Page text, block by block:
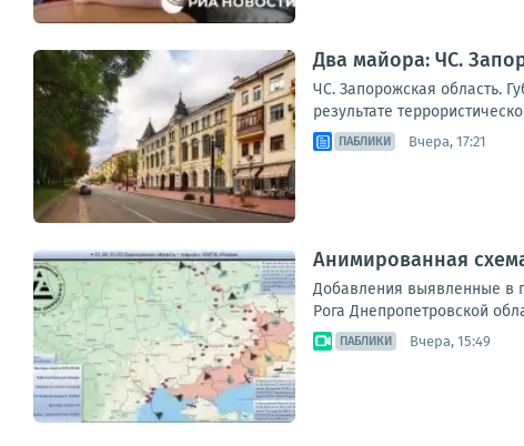
Два майора: ЧС.
ЧС. Запорожская область.
результате
ПАБЛИКИ Вчера, 17:21
Анимированная
Добавления выявленные в
Рога Днепропетровской
ПАБЛИКИ Вчера, 15:49